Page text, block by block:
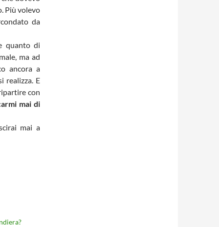
Più volevo
da
quanto di
ma ad
ancora a
realizza. E
con
mai di
mai a